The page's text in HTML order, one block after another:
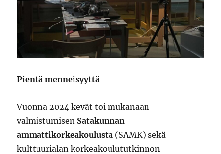
Pientä menneisyyttä
Vuonna 2024 kevät toi mukanaan
valmistumisen Satakunnan
ammattikorkeakoulusta (SAMK) sekä
kulttuurialan korkeakoulututkinnon